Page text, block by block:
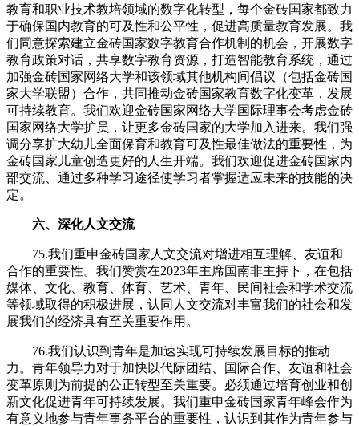
教育和职业技术教培领域的数字化转型，每个金砖国家都致力
于确保国内教育的可及性和公平性，促进高质量教育发展。我
们同意探索建立金砖国家数字教育合作机制的机会，开展数字
教育政策对话，共享数字教育资源，打造智能教育系统，通过
加强金砖国家网络大学和该领域其他机构间倡议（包括金砖国
家大学联盟）合作，共同推动金砖国家教育数字化变革，发展
可持续教育。我们欢迎金砖国家网络大学国际理事会考虑金砖
国家网络大学扩员，让更多金砖国家的大学加入进来。我们强
调分享扩大幼儿全面保育和教育可及性最佳做法的重要性，为
金砖国家儿童创造更好的人生开端。我们欢迎促进金砖国家内
部交流、通过多种学习途径使学习者掌握适应未来的技能的决
定。
六、深化人文交流
75.我们重申金砖国家人文交流对增进相互理解、友谊和
合作的重要性。我们赞赏在2023年主席国南非主持下，在包括
媒体、文化、教育、体育、艺术、青年、民间社会和学术交流
等领域取得的积极进展，认同人文交流对丰富我们的社会和发
展我们的经济具有至关重要作用。
76.我们认识到青年是加速实现可持续发展目标的推动
力。青年领导力对于加快以代际团结、国际合作、友谊和社会
变革原则为前提的公正转型至关重要。必须通过培育创业和创
新文化促进青年可持续发展。我们重申金砖国家青年峰会作为
有意义地参与青年事务平台的重要性，认识到其作为青年参与